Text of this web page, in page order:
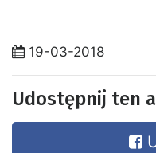
19-03-2018
Udostępnij ten